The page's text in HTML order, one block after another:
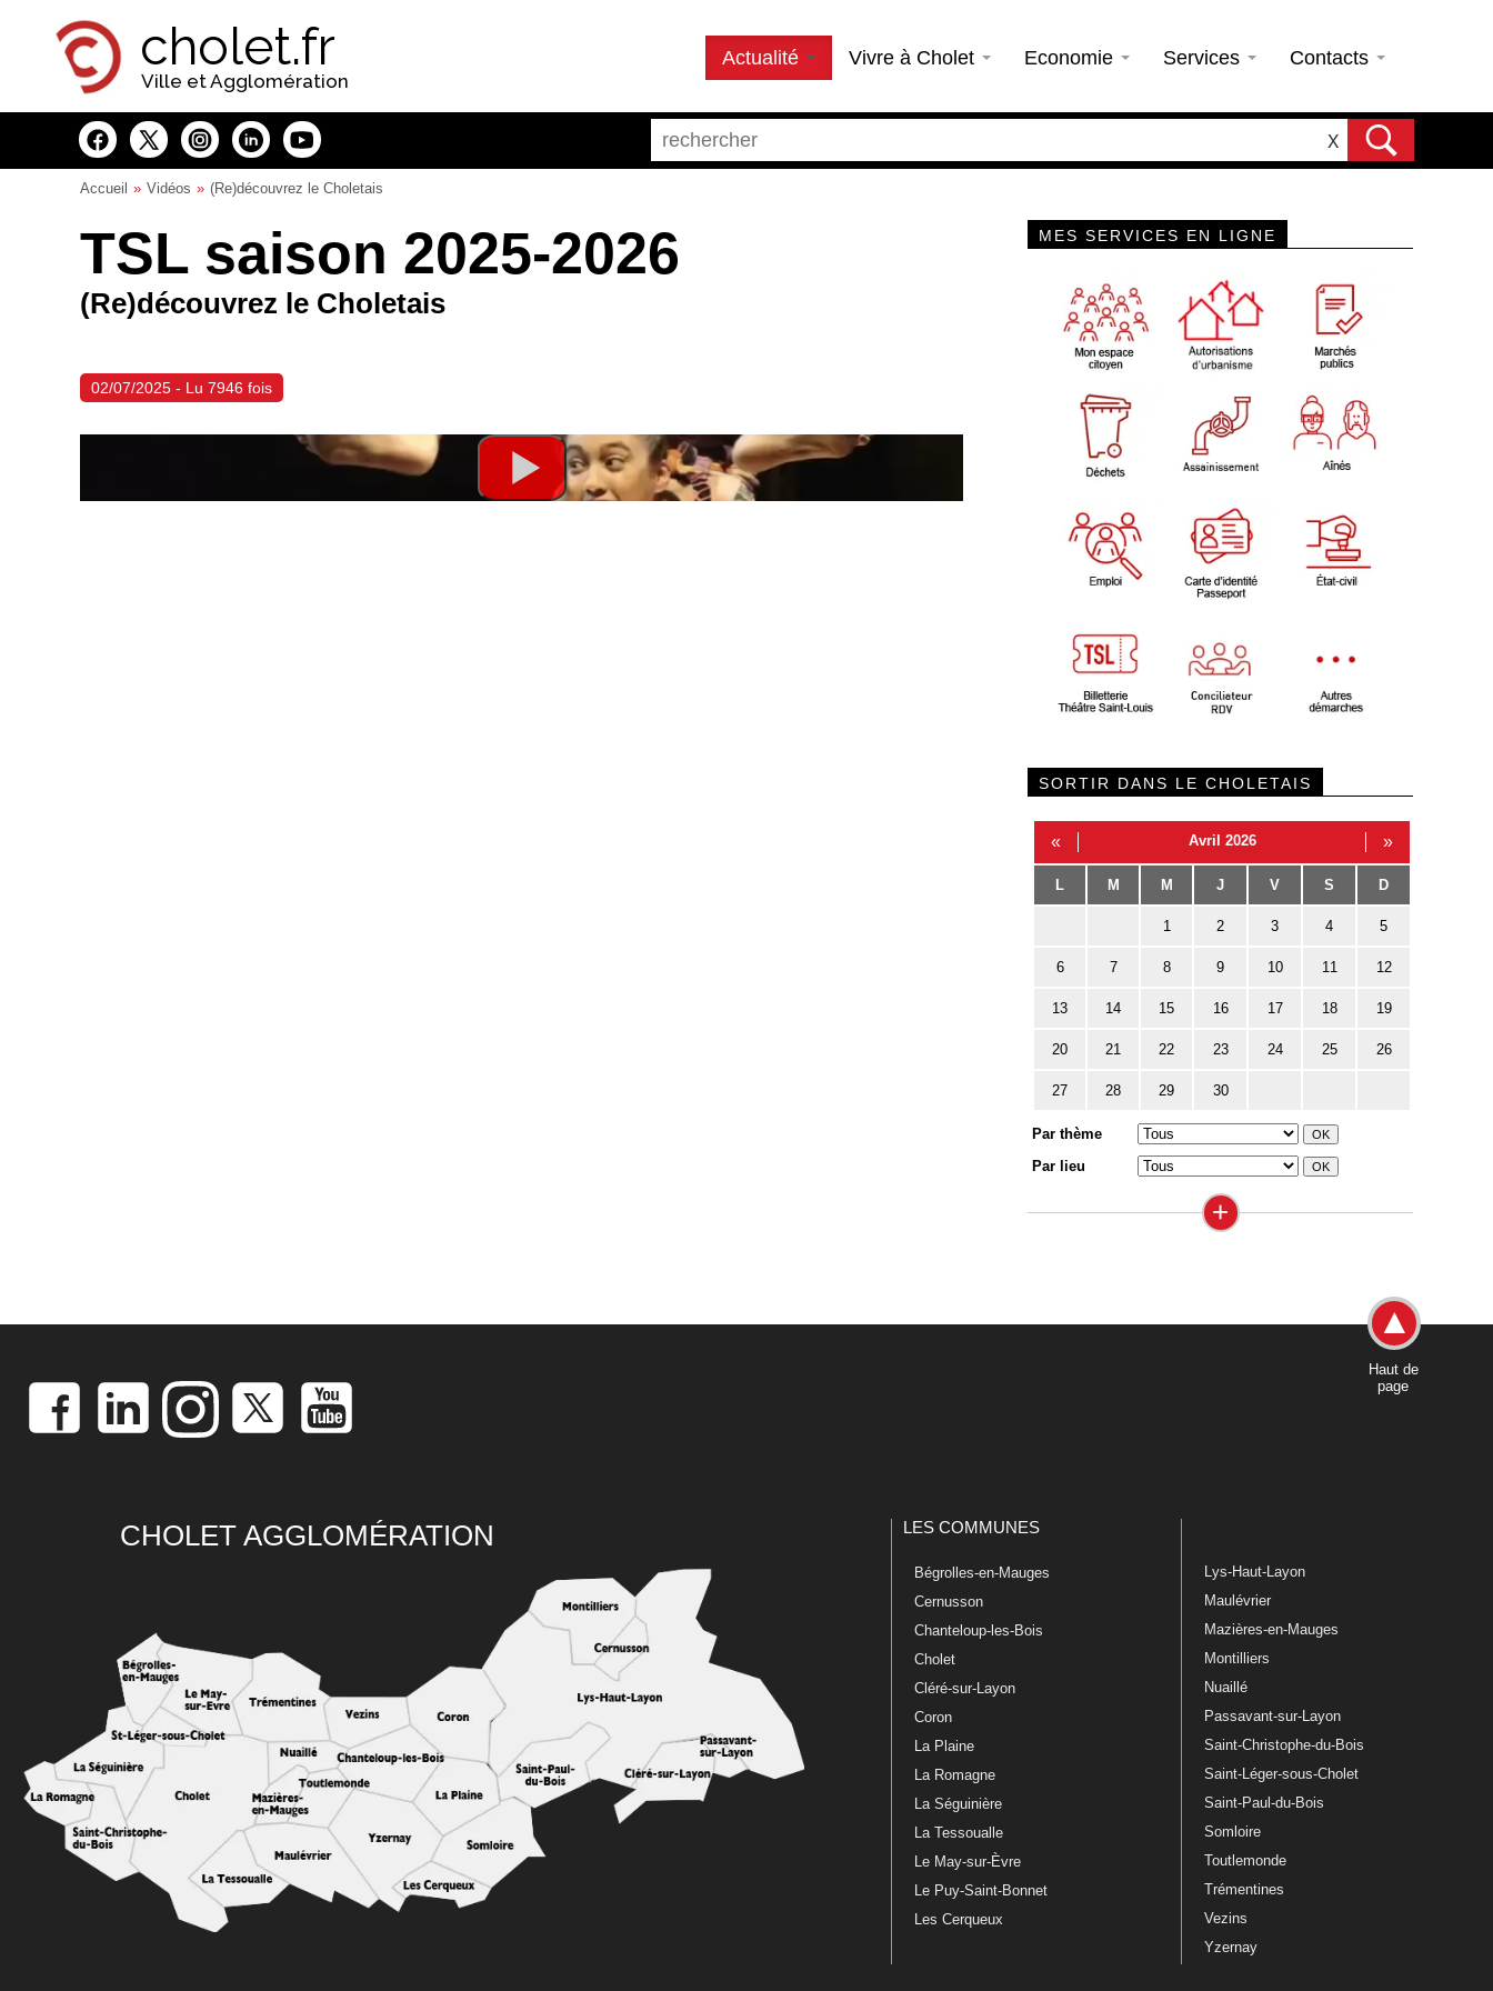
cholet.fr
Ville et Agglomération
Actualité Vivre à Cholet Economie Services Contacts
X
Accueil Vidéos (Re)découvrez le Choletais
TSL saison 2025-2026
(Re)découvrez le Choletais
02/07/2025 - Lu 7946 fois
MES SERVICES EN LIGNE
SORTIR DANS LE CHOLETAIS
« Avril 2026 »
L M M J V S D
1 2 3 4 5
6 7 8 9 10 11 12
13 14 15 16 17 18 19
20 21 22 23 24 25 26
27 28 29 30
Par thème
Par lieu
+
Haut de
page
CHOLET AGGLOMÉRATION LES COMMUNES
Bégrolles-en-Mauges
Cernusson
Chanteloup-les-Bois
Cholet
Cléré-sur-Layon
Coron
La Plaine
La Romagne
La Séguinière
La Tessoualle
Le May-sur-Èvre
Le Puy-Saint-Bonnet
Les Cerqueux
Lys-Haut-Layon
Maulévrier
Mazières-en-Mauges
Montilliers
Nuaillé
Passavant-sur-Layon
Saint-Christophe-du-Bois
Saint-Léger-sous-Cholet
Saint-Paul-du-Bois
Somloire
Toutlemonde
Trémentines
Vezins
Yzernay